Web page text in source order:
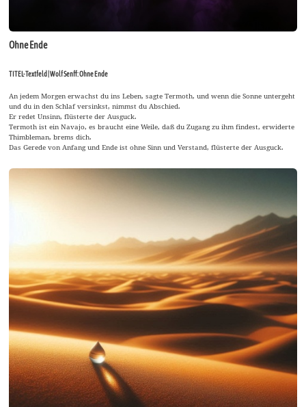
Ohne Ende
TITEL-Textfeld | Wolf Senff: Ohne Ende
An jedem Morgen erwachst du ins Leben, sagte Termoth, und wenn die Sonne untergeht
und du in den Schlaf versinkst, nimmst du Abschied.
Er redet Unsinn, flüsterte der Ausguck.
Termoth ist ein Navajo, es braucht eine Weile, daß du Zugang zu ihm findest, erwiderte
Thimbleman, brems dich.
Das Gerede von Anfang und Ende ist ohne Sinn und Verstand, flüsterte der Ausguck.